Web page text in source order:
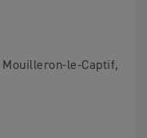
Mouilleron-le-Captif,